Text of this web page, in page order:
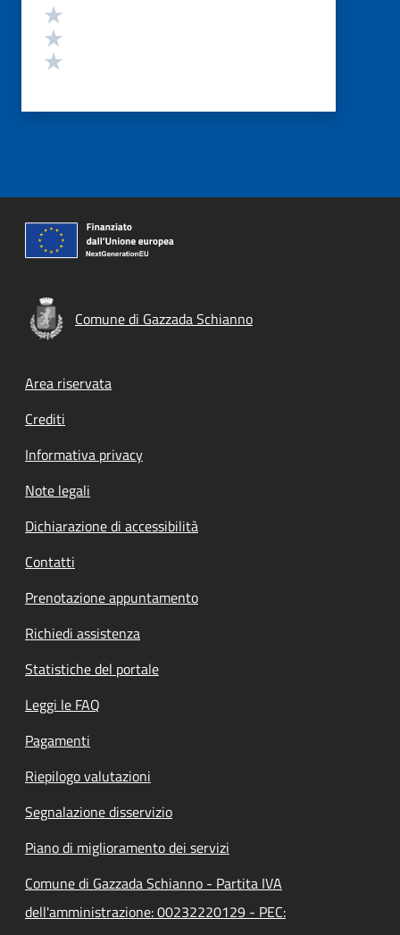
Comune di Gazzada Schianno
Footer menu
Area riservata
Crediti
Informativa privacy
Note legali
Dichiarazione di accessibilità
Contatti
Prenotazione appuntamento
Richiedi assistenza
Statistiche del portale
Leggi le FAQ
Pagamenti
Riepilogo valutazioni
Segnalazione disservizio
Piano di miglioramento dei servizi
Comune di Gazzada Schianno - Partita IVA
dell'amministrazione: 00232220129 - PEC: